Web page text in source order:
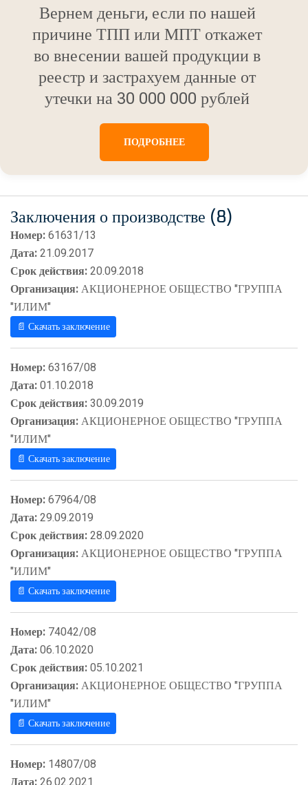
Вернем деньги, если по нашей
причине ТПП или МПТ откажет
во внесении вашей продукции в
реестр и застрахуем данные от
утечки на 30 000 000 рублей
ПОДРОБНЕЕ
Заключения о производстве (8)
Номер:61631/13
Дата:21.09.2017
Срок действия:20.09.2018
Организация:АКЦИОНЕРНОЕ ОБЩЕСТВО "ГРУППА
"ИЛИМ"
📄 Скачать заключение
Номер:63167/08
Дата:01.10.2018
Срок действия:30.09.2019
Организация:АКЦИОНЕРНОЕ ОБЩЕСТВО "ГРУППА
"ИЛИМ"
📄 Скачать заключение
Номер:67964/08
Дата:29.09.2019
Срок действия:28.09.2020
Организация:АКЦИОНЕРНОЕ ОБЩЕСТВО "ГРУППА
"ИЛИМ"
📄 Скачать заключение
Номер: 74042/08
Дата:06.10.2020
Срок действия:05.10.2021
Организация:АКЦИОНЕРНОЕ ОБЩЕСТВО "ГРУППА
"ИЛИМ"
📄 Скачать заключение
Номер: 14807/08